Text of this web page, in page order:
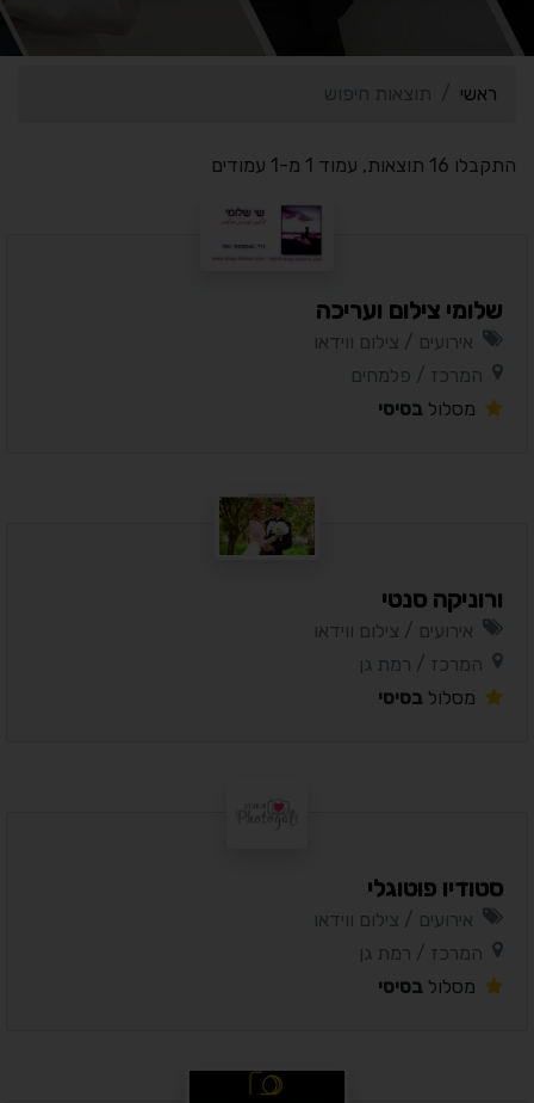
ראשי תוצאות חיפוש
התקבלו 16 תוצאות, עמוד 1 מ-1 עמודים
שלומי צילום ועריכה
אירועים / צילום ווידאו
המרכז / פלמחים
מסלול בסיסי
ורוניקה סנטי
אירועים / צילום ווידאו
המרכז / רמת גן
מסלול בסיסי
סטודיו פוטוגלי
אירועים / צילום ווידאו
המרכז / רמת גן
מסלול בסיסי